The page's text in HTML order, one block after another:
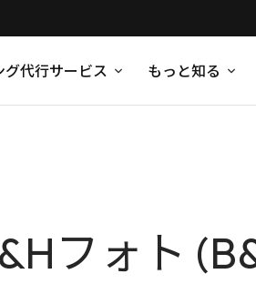
グ代行サービス もっと知る
フォト